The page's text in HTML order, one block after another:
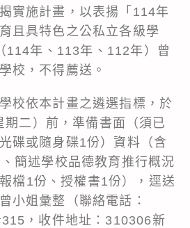
實施計畫，以表揚「114年
且具特色之公私立各級學
114年、113年、112年）曾
校，不得薦送。
校依本計畫之遴選指標，於
二）前，準備書面（須已
碟或隨身碟1份）資料（含
簡述學校品德教育推行概況
檔1份、授權書1份），逕送
小姐彙整（聯絡電話：
，收件地址：310306新